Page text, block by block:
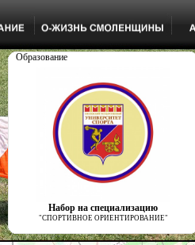
Образование
Набор на специализацию
"СПОРТИВНОЕ ОРИЕНТИРОВАНИЕ"